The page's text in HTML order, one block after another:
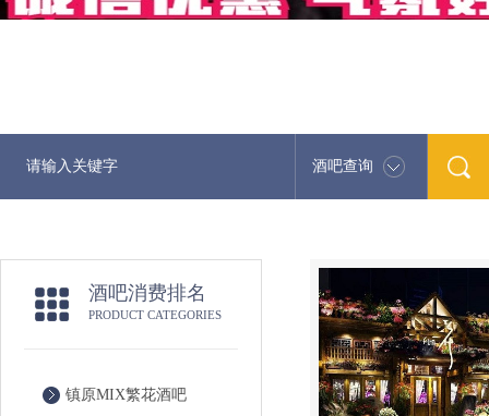
酒吧查询
酒吧消费排名
PRODUCT CATEGORIES
镇原MIX繁花酒吧